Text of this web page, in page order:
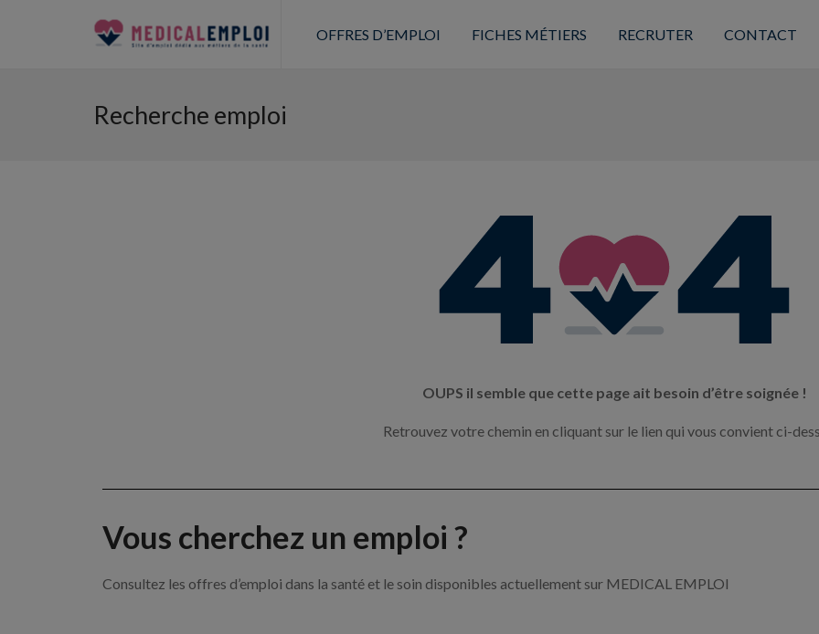
OFFRES D’EMPLOI FICHES MÉTIERS RECRUTER CONTACT
Recherche emploi
OUPS il semble que cette page ait besoin d’être soignée !
Retrouvez votre chemin en cliquant sur le lien qui vous convient ci-
Vous cherchez un emploi ?
Consultez les offres d’emploi dans la santé et le soin disponibles actuellement sur MEDICAL EMPLOI